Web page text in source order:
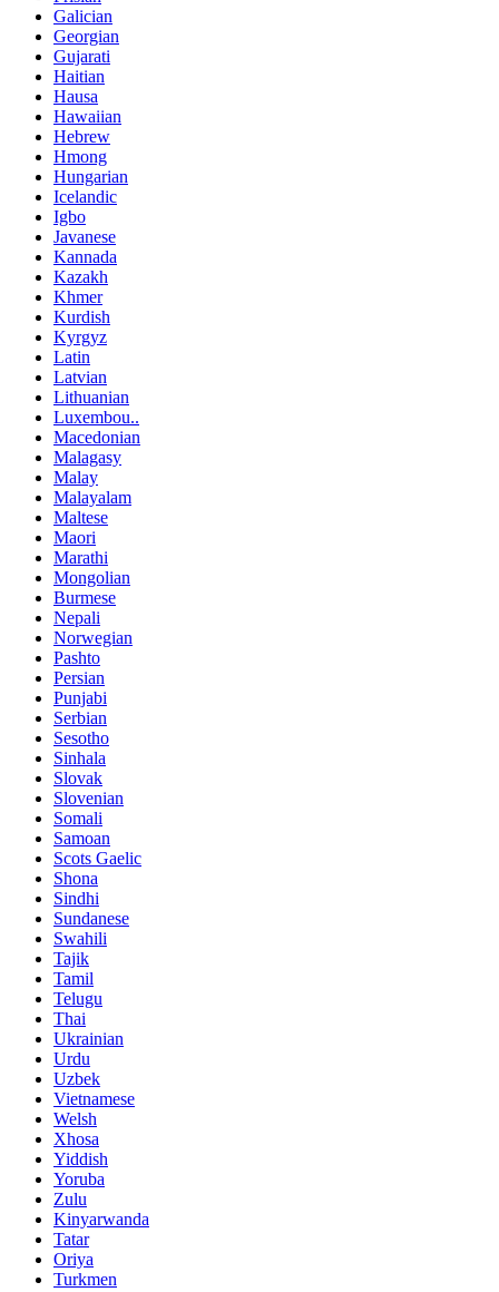
Galician
Georgian
Gujarati
Haitian
Hausa
Hawaiian
Hebrew
Hmong
Hungarian
Icelandic
Igbo
Javanese
Kannada
Kazakh
Khmer
Kurdish
Kyrgyz
Latin
Latvian
Lithuanian
Luxembou..
Macedonian
Malagasy
Malay
Malayalam
Maltese
Maori
Marathi
Mongolian
Burmese
Nepali
Norwegian
Pashto
Persian
Punjabi
Serbian
Sesotho
Sinhala
Slovak
Slovenian
Somali
Samoan
Scots Gaelic
Shona
Sindhi
Sundanese
Swahili
Tajik
Tamil
Telugu
Thai
Ukrainian
Urdu
Uzbek
Vietnamese
Welsh
Xhosa
Yiddish
Yoruba
Zulu
Kinyarwanda
Tatar
Oriya
Turkmen